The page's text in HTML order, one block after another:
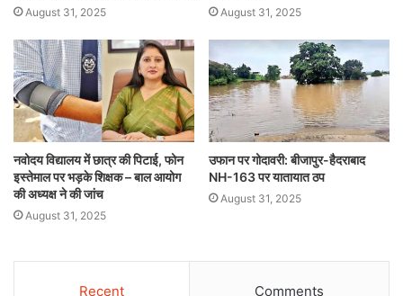
August 31, 2025 August 31, 2025
नवोदय विद्यालय में छात्र की पिटाई, फोन
इस्तेमाल पर भड़के शिक्षक – बाल आयोग
की अध्यक्ष ने की जांच
August 31, 2025
उफान पर गोदावरी: बीजापुर-हैदराबाद
NH-163 पर यातायात ठप
August 31, 2025
Recent Comments